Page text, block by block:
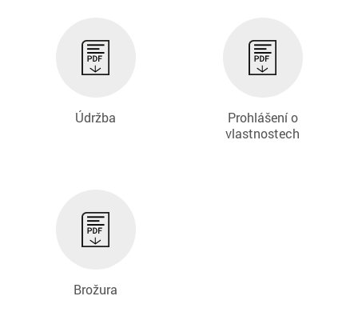
Údržba
Prohlášení o
vlastnostech
Brožura